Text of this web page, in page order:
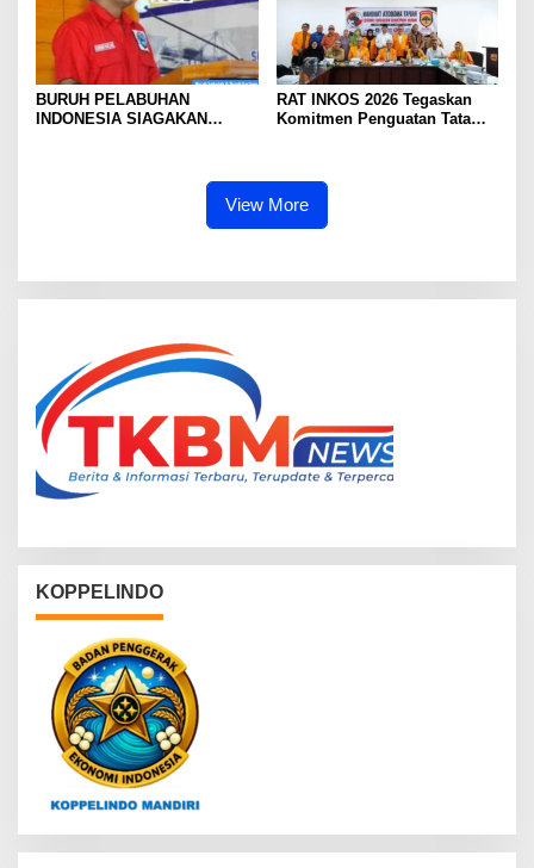
BURUH PELABUHAN
INDONESIA SIAGAKAN
RAT INKOS 2026 Tegaskan
Komitmen Penguatan Tata
– 2031
View More
KOPPELINDO